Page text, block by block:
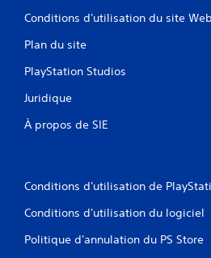
Conditions d'utilisation du site Web
Plan du site
PlayStation Studios
Juridique
À propos de SIE
Conditions d'utilisation de
Conditions d'utilisation du logiciel
Politique d'annulation du PS Store